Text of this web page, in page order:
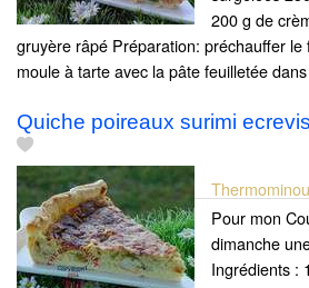
200 g de
gruyère râpé Préparation: préchauffer le
moule à tarte avec la pâte feuilletée
Quiche poireaux surimi
Pour mon
dimanche
Ingrédients :